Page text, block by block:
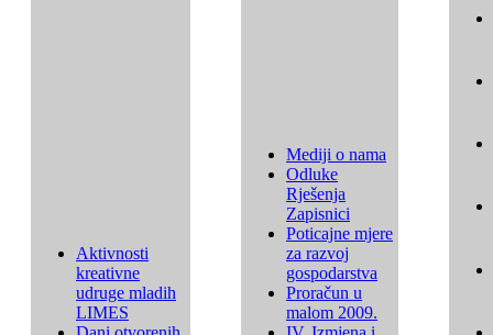
Aktivnosti
kreativne
udruge mladih
LIMES
Mediji o nama
Odluke
Rješenja
Zapisnici
Poticajne mjere
za razvoj
gospodarstva
Proračun u
malom 2009.